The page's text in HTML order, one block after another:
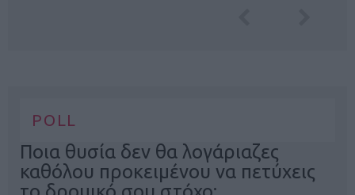
POLL
Ποια θυσία δεν θα λογάριαζες
καθόλου προκειμένου να πετύχεις